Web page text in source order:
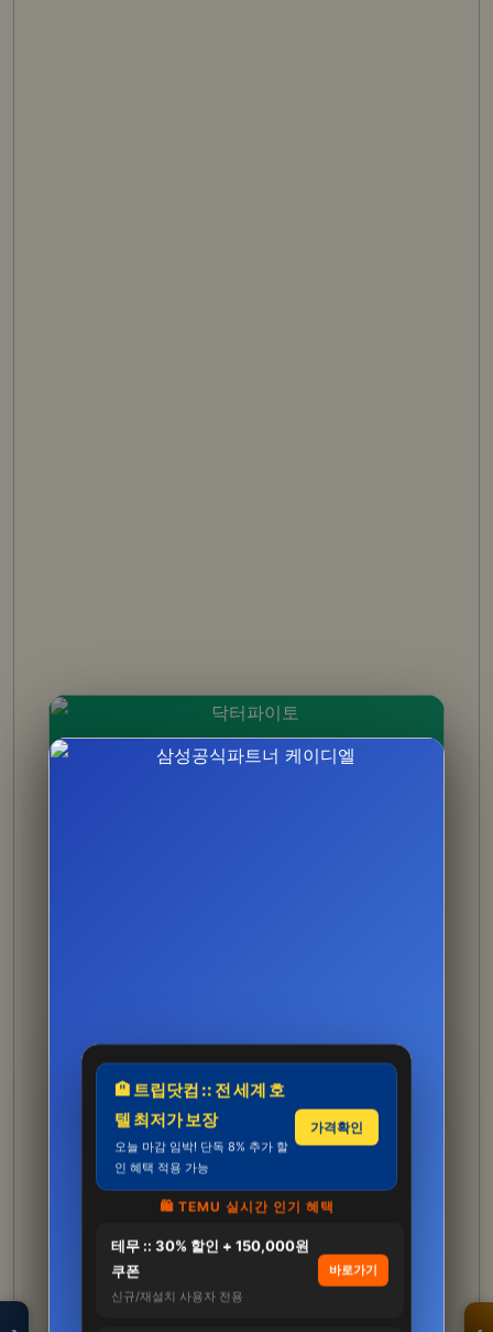
🏨 트립닷컴 :: 전 세계 호
텔 최저가 보장
오늘 마감 임박! 단독 8% 추가 할
인 혜택 적용 가능
가격확인
🛍️ TEMU 실시간 인기 혜택
테무 :: 30% 할인 + 150,000원
쿠폰
신규/재설치 사용자 전용
바로가기